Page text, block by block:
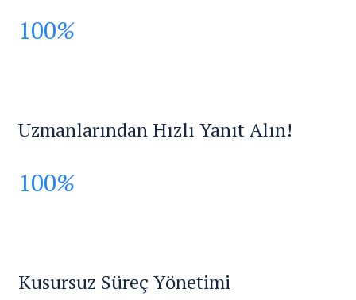
100%
Uzmanlarından Hızlı Yanıt Alın!
100%
Kusursuz Süreç Yönetimi